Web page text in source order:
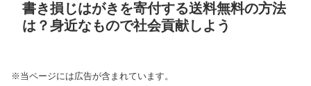
書き損じはがきを寄付する送料無料の方法
は？身近なもので社会貢献しよう
※当ページには広告が含まれています。